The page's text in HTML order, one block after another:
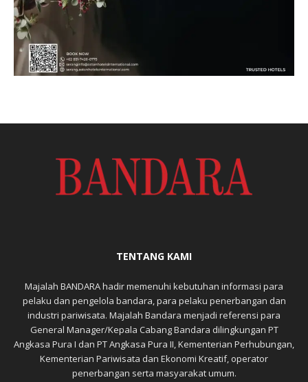
TENTANG KAMI
Majalah BANDARA hadir memenuhi kebutuhan informasi para
pelaku dan pengelola bandara, para pelaku penerbangan dan
industri pariwisata. Majalah Bandara menjadi referensi para
General Manager/Kepala Cabang Bandara dilingkungan PT
Angkasa Pura I dan PT Angkasa Pura II, Kementerian Perhubungan,
Kementerian Pariwisata dan Ekonomi Kreatif, operator
penerbangan serta masyarakat umum.